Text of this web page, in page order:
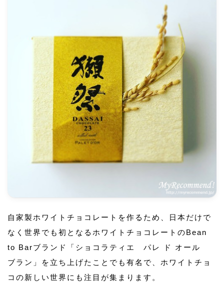
自家製ホワイトチョコレートを作るため、日本だけで
なく世界でも初となるホワイトチョコレートのBean
to Barブランド「ショコラティエ パレ ド オール
ブラン」を立ち上げたことでも有名で、ホワイトチョ
コの新しい世界にも注目が集まります。